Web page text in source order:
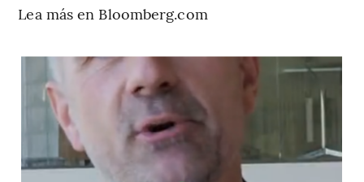
Lea más en Bloomberg.com